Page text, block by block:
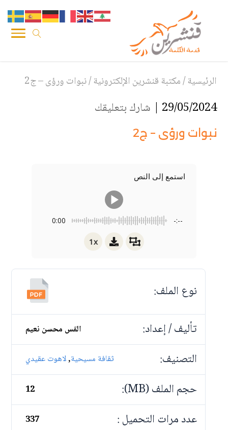
الرئيسية/مكتبة قنشرين الإلكترونية/نبوات ورؤى – ج2
29/05/2024 | شارك بتعليقك
نبوات ورؤى – ج2
استمع إلى النص
0:00 -:--
1x
نوع الملف:
تأليف / إعداد:
القس محسن نعيم
التصنيف: ثقافة مسيحية,لاهوت عقيدي
حجم الملف (MB): 12
عدد مرات التحميل : 337